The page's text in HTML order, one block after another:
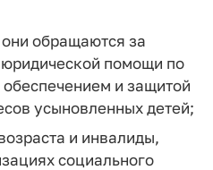
обращаются за
помощи по
и защитой
усыновленных детей;
и инвалиды,
социального